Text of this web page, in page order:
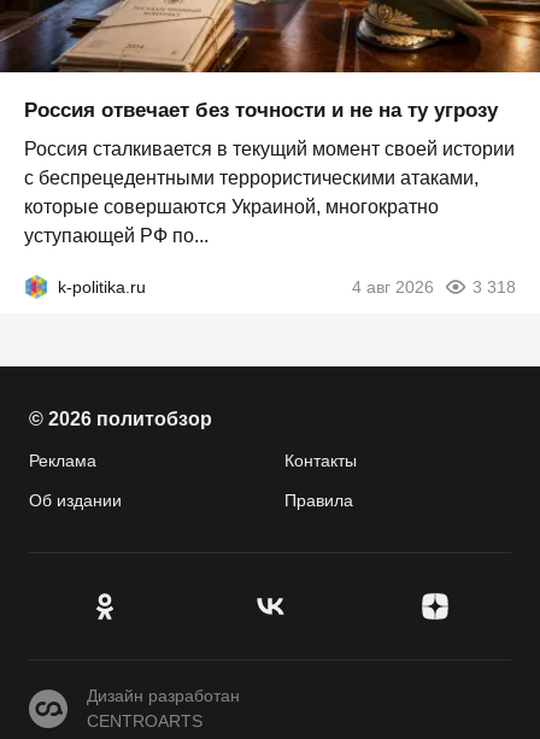
Россия отвечает без точности и не на ту угрозу
Россия сталкивается в текущий момент своей истории
с беспрецедентными террористическими атаками,
которые совершаются Украиной, многократно
уступающей РФ по...
k-politika.ru 4 авг 2026 3 318
© 2026 политобзор
Реклама Контакты
Об издании Правила
CENTROARTS